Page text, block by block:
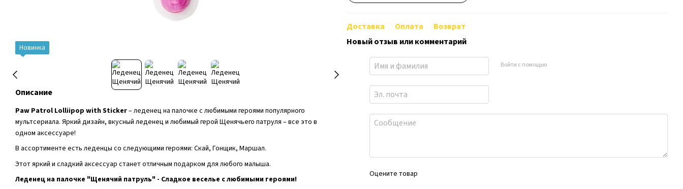
Новинка
Описание
Paw Patrol Lolliipop with Sticker– леденец на палочке с любимыми героями популярного
мультсериала. Яркий дизайн, вкусный леденец и любимый герой Щенячьего патруля – все это в
одном аксессуаре!
В ассортименте есть леденцы со следующими героями: Скай, Гонщик, Маршал.
Этот яркий и сладкий аксессуар станет отличным подарком для любого малыша.
Леденец на палочке "Щенячий патруль" - Сладкое веселье с любимыми героями!
Доставка Оплата
Возврат
Новый отзыв или комментарий
Войти с помощью
Оцените товар